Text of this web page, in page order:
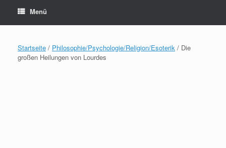
Menü
Startseite / Philosophie/Psychologie/Religion/Esoterik / Die
großen Heilungen von Lourdes